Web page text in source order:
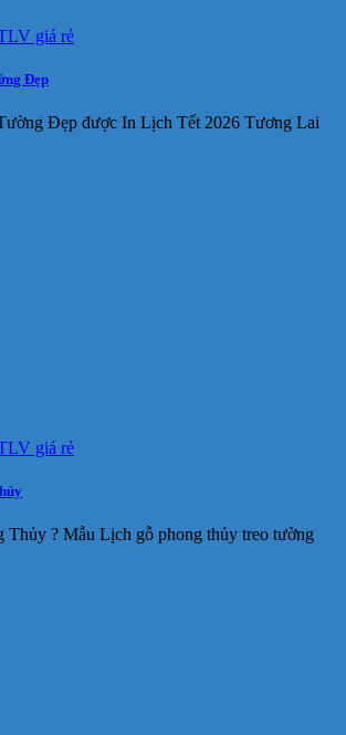
Đẹp
Đẹp được In Lịch Tết 2026 Tương Lai
Thủy ? Mẫu Lịch gỗ phong thủy treo tường